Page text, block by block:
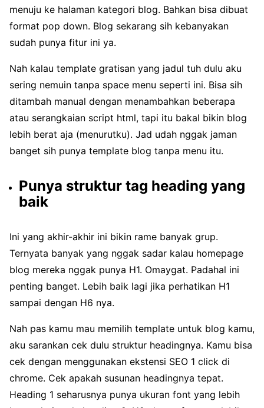
menuju ke halaman kategori blog. Bahkan bisa dibuat
format pop down. Blog sekarang sih kebanyakan
sudah punya fitur ini ya.
Nah kalau template gratisan yang jadul tuh dulu aku
sering nemuin tanpa space menu seperti ini. Bisa sih
ditambah manual dengan menambahkan beberapa
atau serangkaian script html, tapi itu bakal bikin blog
lebih berat aja (menurutku). Jad udah nggak jaman
banget sih punya template blog tanpa menu itu.
Punya struktur tag heading yang
baik
Ini yang akhir-akhir ini bikin rame banyak grup.
Ternyata banyak yang nggak sadar kalau homepage
blog mereka nggak punya H1. Omaygat. Padahal ini
penting banget. Lebih baik lagi jika perhatikan H1
sampai dengan H6 nya.
Nah pas kamu mau memilih template untuk blog kamu,
aku sarankan cek dulu struktur headingnya. Kamu bisa
cek dengan menggunakan ekstensi SEO 1 click di
chrome. Cek apakah susunan headingnya tepat.
Heading 1 seharusnya punya ukuran font yang lebih